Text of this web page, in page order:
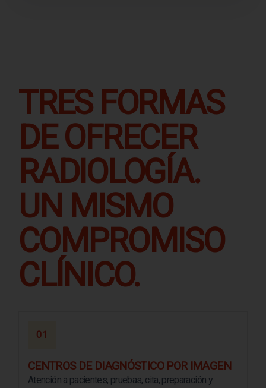
TRES FORMAS
DE OFRECER
RADIOLOGÍA.
UN MISMO
COMPROMISO
CLÍNICO.
01
CENTROS DE DIAGNÓSTICO POR IMAGEN
Atención a pacientes, pruebas, cita, preparación y